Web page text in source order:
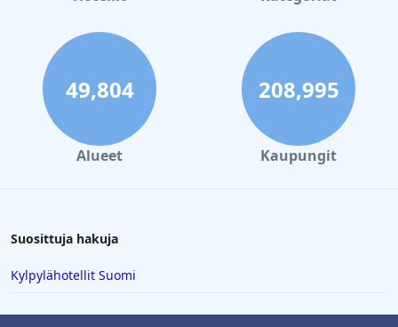
49,804
Alueet
208,995
Kaupungit
Suosittuja hakuja
Kylpylähotellit Suomi